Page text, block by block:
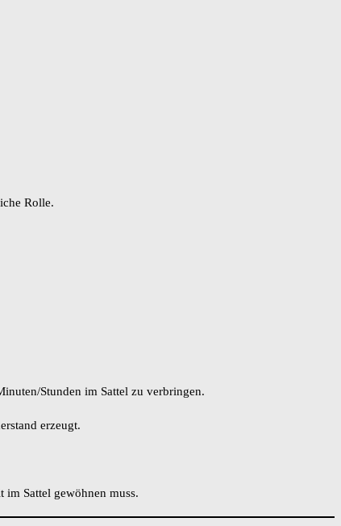
Rolle.
Stunden im Sattel zu verbringen.
erzeugt.
im Sattel gewöhnen muss.